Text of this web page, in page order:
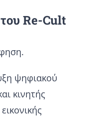
Re-Cult
ψηφιακού
κινητής